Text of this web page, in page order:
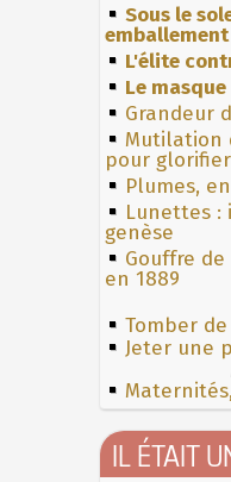
Sous le
L'élite
Le
Grandeur
Mutilation
pour
Plumes,
Lunettes :
genèse
Gouffre
en 1889
Tomber
Jeter une
IL ÉTAIT